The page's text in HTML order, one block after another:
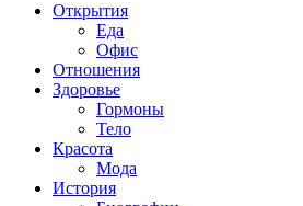
Открытия
Еда
Офис
Отношения
Здоровье
Гормоны
Тело
Красота
Мода
История